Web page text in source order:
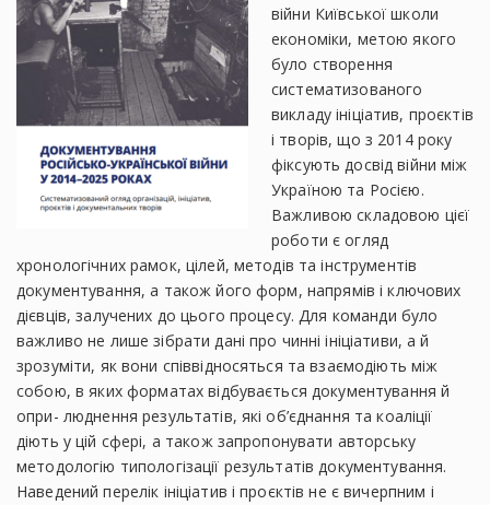
війни Київської школи
економіки, метою якого
було створення
систематизованого
викладу ініціатив, проєктів
і творів, що з 2014 року
фіксують досвід війни між
Україною та Росією.
Важливою складовою цієї
роботи є огляд
хронологічних рамок, цілей, методів та інструментів
документування, а також його форм, напрямів і ключових
дієвців, залучених до цього процесу. Для команди було
важливо не лише зібрати дані про чинні ініціативи, а й
зрозуміти, як вони співвідносяться та взаємодіють між
собою, в яких форматах відбувається документування й
опри- люднення результатів, які об’єднання та коаліції
діють у цій сфері, а також запропонувати авторську
методологію типологізації результатів документування.
Наведений перелік ініціатив і проєктів не є вичерпним і